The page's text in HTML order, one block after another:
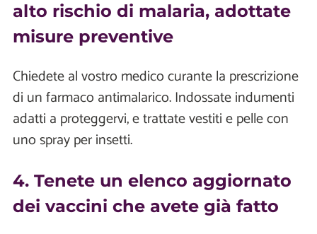
alto rischio di malaria, adottate
misure preventive
Chiedete al vostro medico curante la prescrizione
di un farmaco antimalarico. Indossate indumenti
adatti a proteggervi, e trattate vestiti e pelle con
uno spray per insetti.
4. Tenete un elenco aggiornato
dei vaccini che avete già fatto